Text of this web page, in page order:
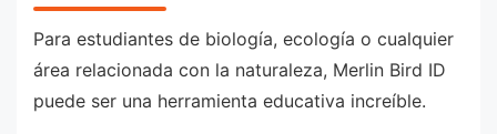
Para estudiantes de biología, ecología o cualquier
área relacionada con la naturaleza, Merlin Bird ID
puede ser una herramienta educativa increíble.